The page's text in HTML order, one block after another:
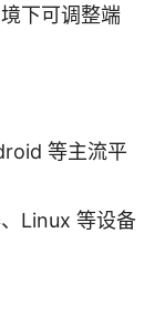
下可调整端
等主流平
Linux 等设备